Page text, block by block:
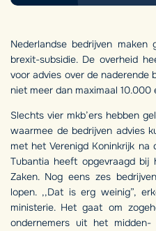
Nederlandse bedrijven
brexit-subsidie. De overheid
voor advies over de naderende
niet meer dan maximaal 10.000
Slechts vier mkb’ers hebben
waarmee de bedrijven advies
met het Verenigd Koninkrijk
Tubantia heeft opgevraagd bij
Zaken. Nog eens zes
lopen. ,,Dat is erg weinig”,
ministerie. Het gaat om
ondernemers uit het